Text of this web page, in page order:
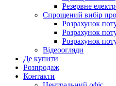
Резервне
Спрощений вибір
Розрахунок
Розрахунок
Розрахунок
Відеоогляди
Де купити
Розпродаж
Контакти